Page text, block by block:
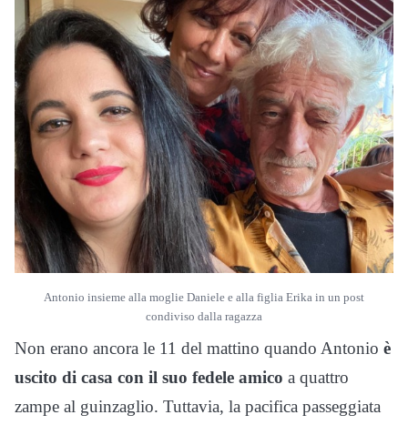
Antonio insieme alla moglie Daniele e alla figlia Erika in un post
condiviso dalla ragazza
Non erano ancora le 11 del mattino quando Antonio è
uscito di casa con il suo fedele amico a quattro
zampe al guinzaglio. Tuttavia, la pacifica passeggiata